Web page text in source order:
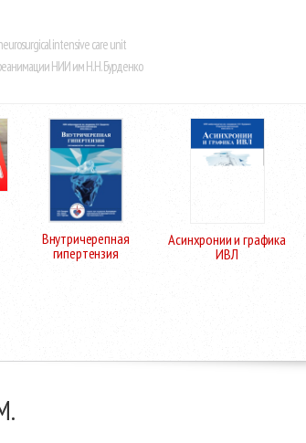
intensive care unit
НИИ им Н.Н. Бурденко
Внутричерепная
гипертензия
Асинхронии и графика
ИВЛ